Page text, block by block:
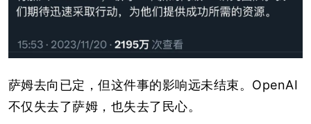
萨姆去向已定，但这件事的影响远未结束。OpenAI
不仅失去了萨姆，也失去了民心。